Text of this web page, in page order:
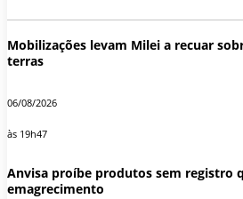
Mobilizações levam Milei a recuar
terras
06/08/2026
às 19h47
Anvisa proíbe produtos sem registro
emagrecimento